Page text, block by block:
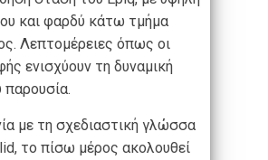
και φαρδύ κάτω τμήμα
Λεπτομέρειες όπως οι
ενισχύουν τη δυναμική
παρουσία.
με τη σχεδιαστική γλώσσα
το πίσω μέρος ακολουθεί